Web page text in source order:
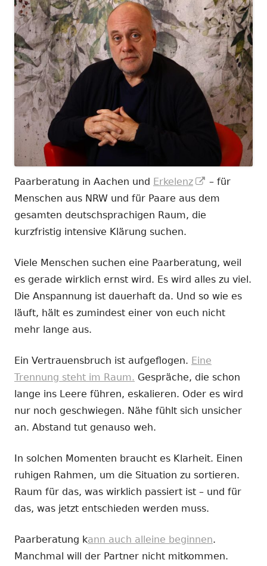
Paarberatung in Aachen und Erkelenz
In
neuem
– für
Menschen aus NRW und für Paare aus dem
gesamten deutschsprachigen Raum, die
kurzfristig intensive Klärung suchen.
Viele Menschen suchen eine Paarberatung, weil
es gerade wirklich ernst wird. Es wird alles zu viel.
Die Anspannung ist dauerhaft da. Und so wie es
läuft, hält es zumindest einer von euch nicht
mehr lange aus.
Ein Vertrauensbruch ist aufgeflogen. Eine
Trennung steht im Raum. Gespräche, die schon
lange ins Leere führen, eskalieren. Oder es wird
nur noch geschwiegen. Nähe fühlt sich unsicher
an. Abstand tut genauso weh.
In solchen Momenten braucht es Klarheit. Einen
ruhigen Rahmen, um die Situation zu sortieren.
Raum für das, was wirklich passiert ist – und für
das, was jetzt entschieden werden muss.
Paarberatung kann auch alleine beginnen.
Manchmal will der Partner nicht mitkommen.